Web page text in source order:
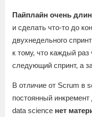
Пайплайн очень
и сделать что-то до
двухнедельного
к тому, что каждый раз
следующий спринт, а
В отличие от Scrum в
постоянный
data science нет